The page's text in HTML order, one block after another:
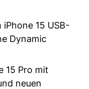
15 USB-
Dynamic
15 Pro mit
neuen